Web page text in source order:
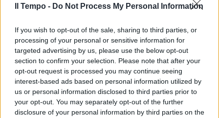
Il Tempo - Do Not Process My Personal Information
If you wish to opt-out of the sale, sharing to third parties, or
processing of your personal or sensitive information for
targeted advertising by us, please use the below opt-out
section to confirm your selection. Please note that after your
opt-out request is processed you may continue seeing
interest-based ads based on personal information utilized by
us or personal information disclosed to third parties prior to
your opt-out. You may separately opt-out of the further
disclosure of your personal information by third parties on the
Speranza
GRAZIATA
Riecco Sandra Zampa al
ministero e Gasparri "interroga"
il premier
30/03/2021